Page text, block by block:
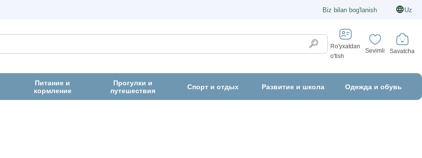
Biz bilan bog'lanish Uz
Ro'yxatdan
o'tish
Sevimli Savatcha
Питание и
кормление
Прогулки и
путешествия
Спорт и отдых Развитие и школа Одежда и обувь